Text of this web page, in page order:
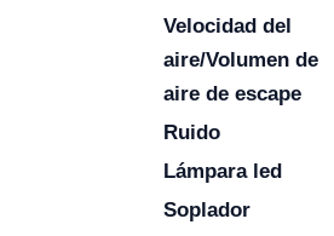
Velocidad del
aire/Volumen de
aire de escape
Ruido
Lámpara led
Soplador